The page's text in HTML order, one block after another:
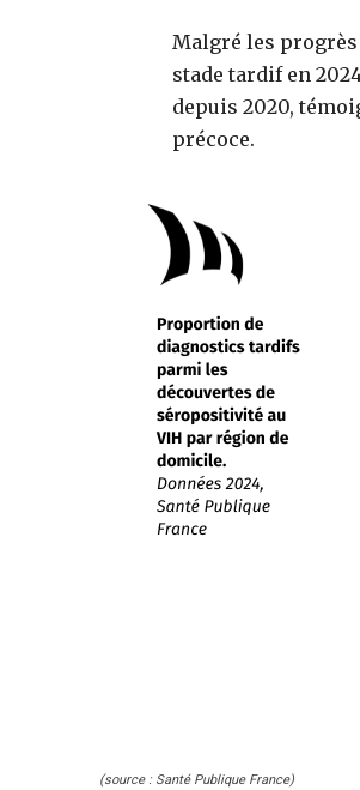
Malgré les progrès
stade tardif en
depuis 2020,
précoce.
(source : Santé Publique France)